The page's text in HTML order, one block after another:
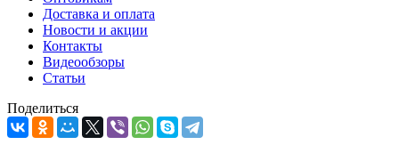
Доставка и оплата
Новости и акции
Контакты
Видеообзоры
Статьи
Поделиться